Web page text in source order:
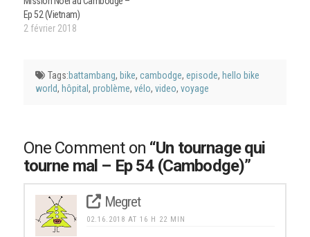
Ep 52 (Vietnam)
2 février 2018
Tags:battambang, bike,cambodge,episode, hello bike
world, hôpital,problème,vélo,video,voyage
One Comment on “Un tournage qui
tourne mal – Ep 54 (Cambodge)”
Megret
02.16.2018 AT 16 H 22 MIN